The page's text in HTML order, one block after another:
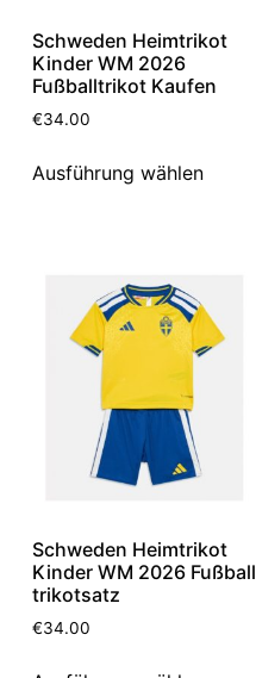
Schweden Heimtrikot
Kinder WM 2026
Fußballtrikot Kaufen
€34.00
Ausführung wählen
Schweden Heimtrikot
Kinder WM 2026 Fußball
trikotsatz
€34.00